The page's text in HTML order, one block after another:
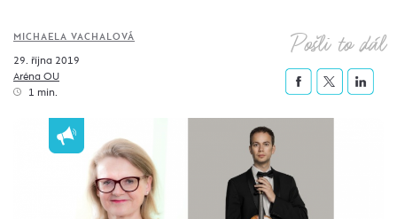
MICHAELA VACHALOVÁ
29. října 2019
Aréna OU
1 min.
Pošli to dál